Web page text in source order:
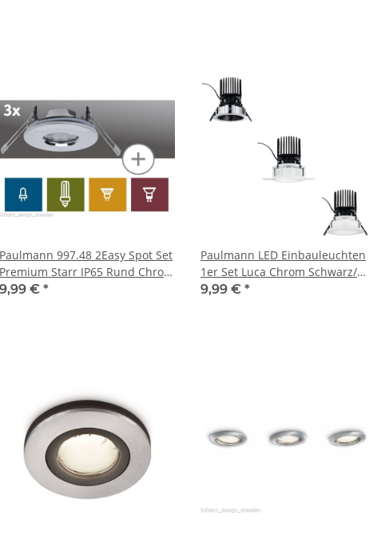
Paulmann 997.48 2Easy Spot Set
Premium Starr IP65 Rund Chrom
Kombiartikel
9,99 € *
Paulmann LED Einbauleuchten
1er Set Luca Chrom Schwarz/
Weiss matt / Weiss IP44 12,6W
9,99 € *